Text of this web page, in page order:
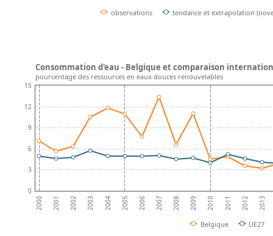
observations tendance et extrapolation
2000 2001 2002 2003 2004 2005 2006 2007 2008 2009 2010 2011 2012 2013
0
3
6
9
12
15
Belgique UE27
Consommation d'eau - Belgique et comparaison
pourcentage des ressources en eaux douces renouvelables